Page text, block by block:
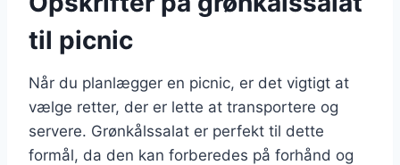
til picnic
Når du planlægger en picnic, er det vigtigt at
vælge retter, der er lette at transportere og
servere. Grønkålssalat er perfekt til dette
formål, da den kan forberedes på forhånd og